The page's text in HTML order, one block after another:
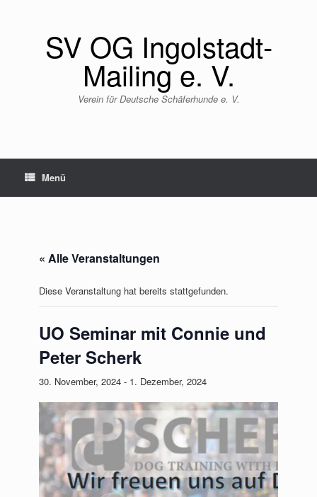
SV OG Ingolstadt-
Mailing e. V.
Verein für Deutsche Schäferhunde e. V.
Menü
« Alle Veranstaltungen
Diese Veranstaltung hat bereits stattgefunden.
UO Seminar mit Connie und
Peter Scherk
30. November, 2024 - 1. Dezember, 2024